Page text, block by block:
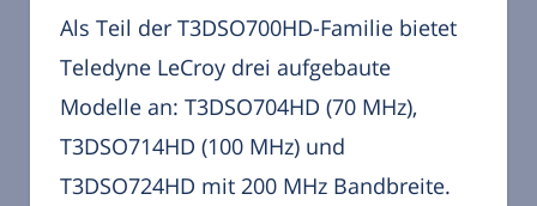
Als Teil der T3DSO700HD-Familie bietet
Teledyne LeCroy drei aufgebaute
Modelle an: T3DSO704HD (70 MHz),
T3DSO714HD (100 MHz) und
T3DSO724HD mit 200 MHz Bandbreite.